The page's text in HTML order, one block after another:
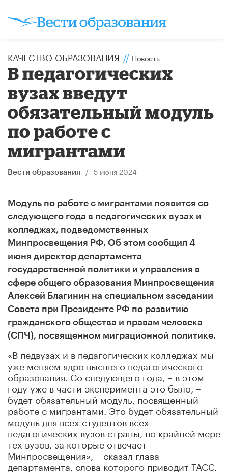
КАЧЕСТВО ОБРАЗОВАНИЯ // Новость
В педагогических
вузах введут
обязательный модуль
по работе с
мигрантами
Вести образования / 5 июня 2024
Модуль по работе с мигрантами появится со
следующего года в педагогических вузах и
колледжах, подведомственных
Минпросвещения РФ. Об этом сообщил 4
июня директор департамента
государственной политики и управления в
сфере общего образования Минпросвещения
Алексей Благинин на специальном заседании
Совета при Президенте РФ по развитию
гражданского общества и правам человека
(СПЧ), посвященном миграционной политике.
«В педвузах и в педагогических колледжах мы
уже меняем ядро высшего педагогического
образования. Со следующего года, – в этом
году уже в части эксперимента это было, –
будет обязательный модуль, посвященный
работе с мигрантами. Это будет обязательный
модуль для всех студентов всех
педагогических вузов страны, по крайней мере
тех вузов, за которые отвечает
Минпросвещения», – сказал глава
департамента, слова которого приводит ТАСС.